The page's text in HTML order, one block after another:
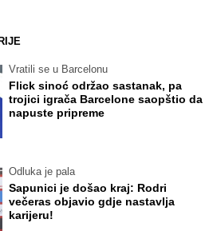
Vratili se u Barcelonu
Flick sinoć održao sastanak, pa
trojici igrača Barcelone saopštio da
napuste pripreme
Odluka je pala
Sapunici je došao kraj: Rodri
večeras objavio gdje nastavlja
karijeru!